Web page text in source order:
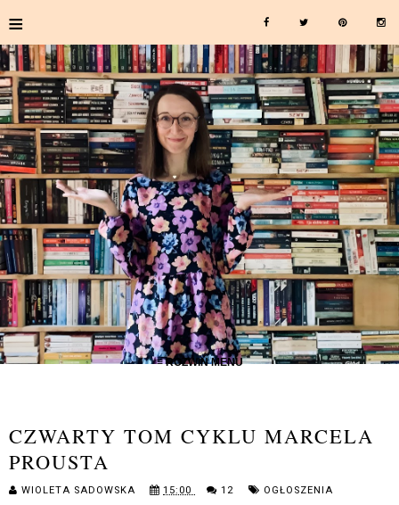
≡
≡ ROZWIŃ MENU
CZWARTY TOM CYKLU MARCELA
PROUSTA
WIOLETA SADOWSKA 15:00 12 OGŁOSZENIA